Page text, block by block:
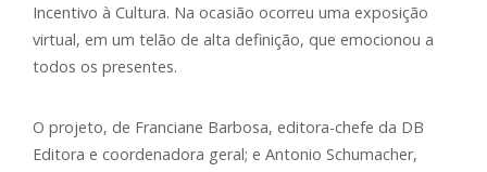
Incentivo à Cultura. Na ocasião ocorreu uma exposição
virtual, em um telão de alta definição, que emocionou a
todos os presentes.
O projeto, de Franciane Barbosa, editora-chefe da DB
Editora e coordenadora geral; e Antonio Schumacher,